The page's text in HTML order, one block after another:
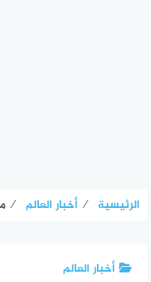
الرئيسية ⁄ أخبار العالم ⁄
أخبار العالم